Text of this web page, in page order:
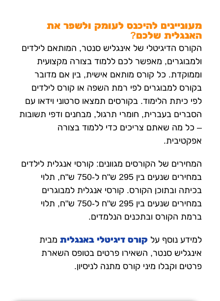
מעוניינים להיכנס לעומק ולשפר את
האנגלית שלכם?
הקורס הדיגיטלי של אינגליש סנטר, המותאם לילדים
ולמבוגרים, מאפשר לכם ללמוד בצורה מקצועית
וממוקדת. כל קורס מותאם אישית, בין אם מדובר
בקורס למבוגרים לפי רמת השפה או קורס לילדים
לפי כיתת הלימוד. בקורסים תמצאו סרטוני וידאו עם
הסברים בעברית, חומרי תרגול, מבחנים ודפי תשובות
– כל מה שאתם צריכים כדי ללמוד בצורה
אפקטיבית.
המחירים של הקורסים מגוונים: קורסי אנגלית לילדים
במחירים שנעים בין 295 ש"ח ל-750 ש"ח, תלוי
בכיתה ובתוכן הקורס. קורסי אנגלית למבוגרים
במחירים שנעים בין 295 ש"ח ל-750 ש"ח, תלוי
ברמת הקורס ובתכנים הנלמדים.
למידע נוסף על קורס דיגיטלי באנגלית מבית
אינגליש סנטר, השאירו פרטים בטופס השארת
פרטים וקבלו מיני קורס מתנה לניסיון.